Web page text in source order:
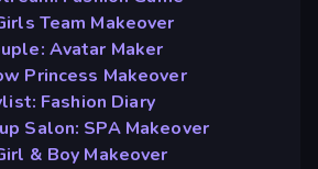
Team Makeover
Avatar Maker
Princess Makeover
Fashion Diary
Salon: SPA Makeover
& Boy Makeover